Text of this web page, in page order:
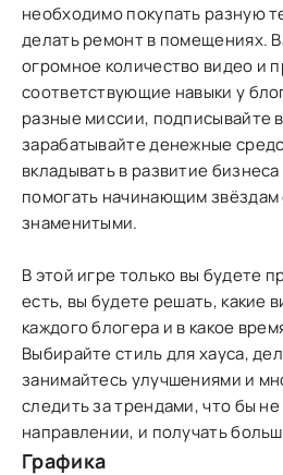
необходимо покупать разную
делать ремонт в помещениях.
огромное количество видео и
соответствующие навыки у
разные миссии, подписывайте
зарабатывайте денежные
вкладывать в развитие
помогать начинающим звёздам
знаменитыми.
В этой игре только вы будете
есть, вы будете решать, какие
каждого блогера и в какое
Выбирайте стиль для хауса,
занимайтесь улучшениями и
следить за трендами, что бы не
направлении, и получать
Графика